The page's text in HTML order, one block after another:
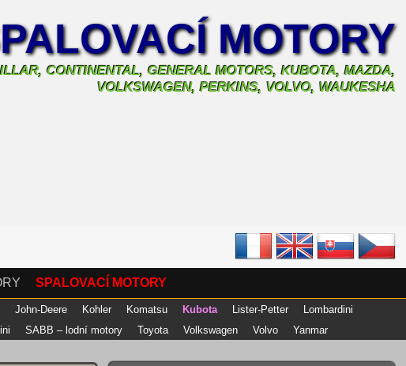
MOTORY
CONTINENTAL, GENERAL MOTORS, KUBOTA, MAZDA,
VOLKSWAGEN, PERKINS, VOLVO, WAUKESHA
SPALOVACÍ MOTORY
John-Deere Kohler Komatsu Kubota Lister-Petter
Lombardini
SABB – lodní motory Toyota Volkswagen Volvo Yanmar